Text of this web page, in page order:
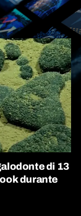
di 13
durante